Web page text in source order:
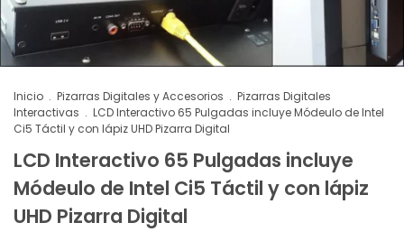
Inicio . Pizarras Digitales y Accesorios . Pizarras Digitales
Interactivas . LCD Interactivo 65 Pulgadas incluye Módeulo de Intel
Ci5 Táctil y con lápiz UHD Pizarra Digital
LCD Interactivo 65 Pulgadas incluye
Módeulo de Intel Ci5 Táctil y con lápiz
UHD Pizarra Digital